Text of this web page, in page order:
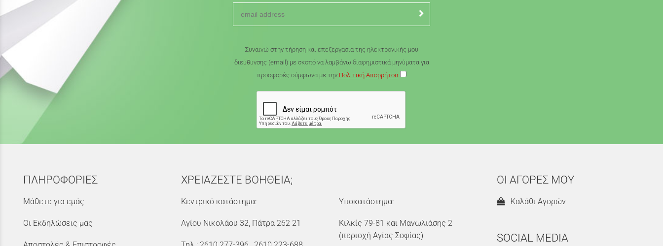
Συναινώ στην τήρηση και επεξεργασία της ηλεκτρονικής μου
διεύθυνσης (email) με σκοπό να λαμβάνω διαφημιστικά μηνύματα για
προσφορές σύμφωνα με την Πολιτική Απορρήτου
ΠΛΗΡΟΦΟΡΙΕΣ
Μάθετε για εμάς
Οι Εκδηλώσεις μας
ΧΡΕΙΑΖΕΣΤΕ ΒΟΗΘΕΙΑ;
Κεντρικό κατάστημα:
Αγίου Νικολάου 32, Πάτρα 262 21
Υποκατάστημα:
Κιλκίς 79-81 και Μανωλιάσης 2
(περιοχή Αγίας Σοφίας)
ΟΙ ΑΓΟΡΕΣ ΜΟΥ
Καλάθι Αγορών
SOCIAL MEDIA